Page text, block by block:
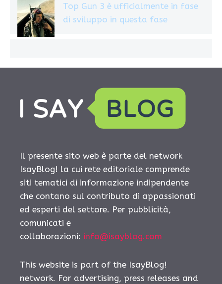
Top Gun 3 è ufficialmente in fase
di sviluppo in questa fase
Il presente sito web è parte del network
IsayBlog! la cui rete editoriale comprende
siti tematici di informazione indipendente
che contano sul contributo di appassionati
ed esperti del settore. Per pubblicità,
comunicati e
collaborazioni: info@isayblog.com
This website is part of the IsayBlog!
network. For advertising, press releases and